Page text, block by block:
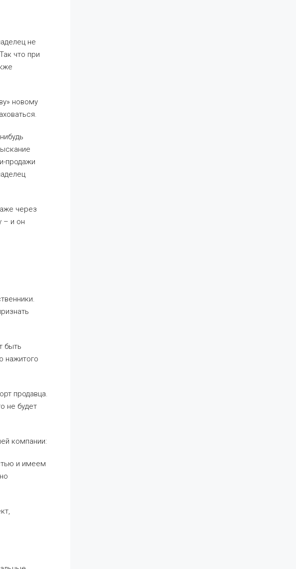
не
что при
новому
продажи
через
– и он
быть
нажитого
продавца.
не будет
компании:
и имеем